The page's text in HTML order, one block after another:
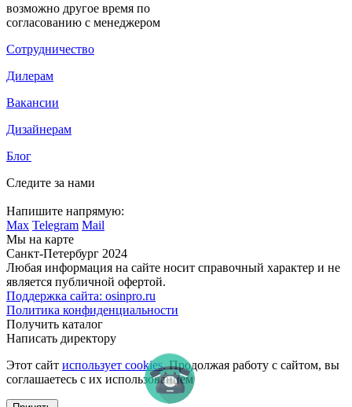
возможно другое время по
согласованию с менеджером
Сотрудничество
Дилерам
Вакансии
Дизайнерам
Блог
Следите за нами
Напишите напрямую:
Max Telegram Mail
Мы на карте
Санкт-Петербург 2024
Любая информация на сайте носит справочный характер и не
является публичной офертой.
Поддержка сайта: osinpro.ru
Политика конфиденциальности
Получить каталог
Написать директору
Этот сайт использует cookies. Продолжая работу с сайтом, вы
соглашаетесь с их использованием